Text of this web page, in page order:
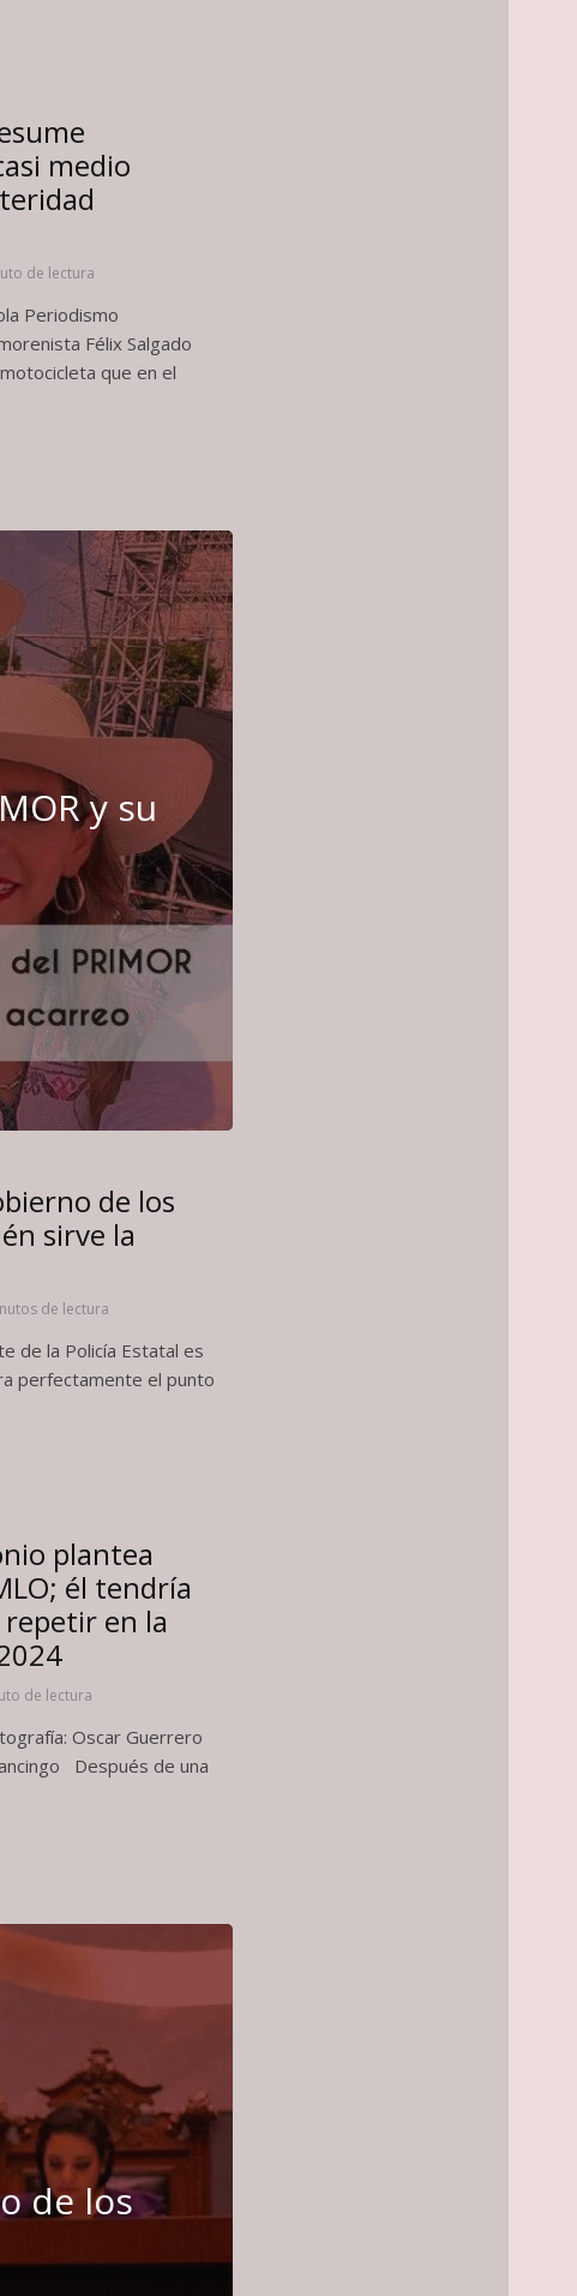
medio
de lectura
Periodismo
Félix Salgado
que en el
y su
de los
sirve la
de lectura
de la Policía Estatal es
perfectamente el punto
plantea
él tendría
en la
de lectura
Oscar Guerrero
Después de una
de los